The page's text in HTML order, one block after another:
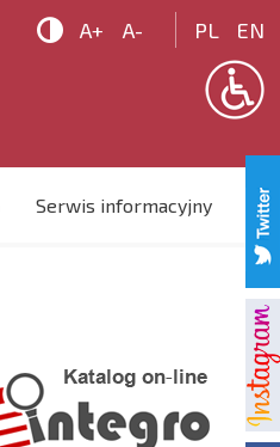
 A+ A- PL EN
Serwis informacyjny 